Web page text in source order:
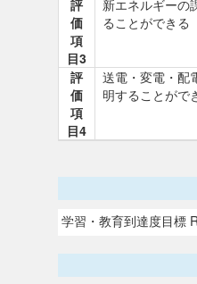
評
価
項
目3
新エネルギーの
ることができる
評
価
項
目4
送電・変電・配
明することがで
学習・教育到達度目標